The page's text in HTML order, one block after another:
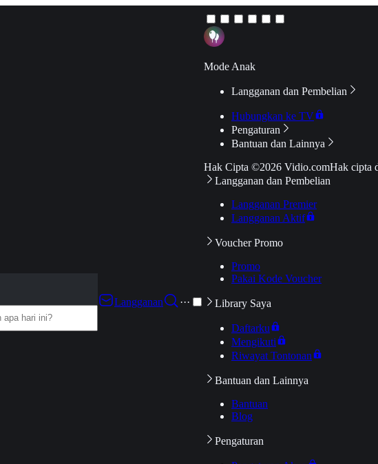
Langganan
···
Mode Anak
Langganan dan Pembelian
Hubungkan ke TV
Pengaturan
Bantuan dan Lainnya
Hak Cipta ©2026 Vidio.comHak cipta
Langganan dan Pembelian
Langganan Premier
Langganan Aktif
Voucher Promo
Promo
Pakai Kode Voucher
Library Saya
Daftarku
Mengikuti
Riwayat Tontonan
Bantuan dan Lainnya
Bantuan
Blog
Pengaturan